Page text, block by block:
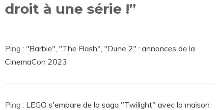
droit à une série !”
Ping : "Barbie", "The Flash", "Dune 2" : annonces de la
CinemaCon 2023
Ping : LEGO s'empare de la saga "Twilight" avec la maison